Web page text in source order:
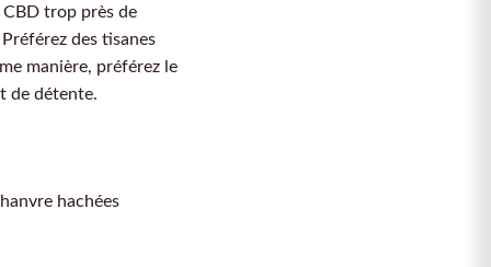
trop près de
des tisanes
manière, préférez le
de détente.
hachées